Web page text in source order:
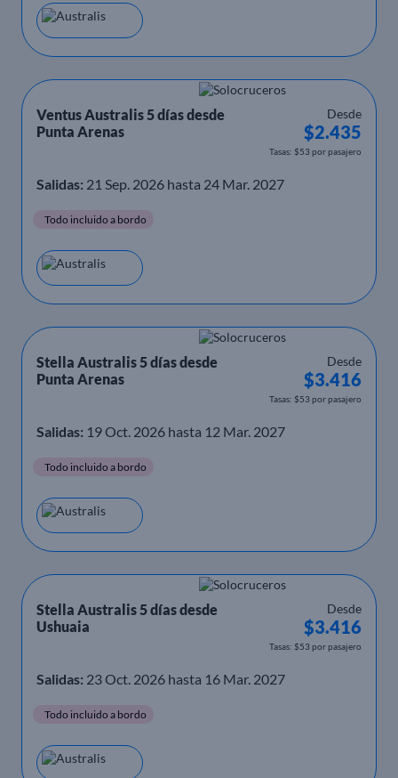
Ventus Australis 5 días desde
Punta Arenas
Desde
$2.435
Tasas: $53 por pasajero
Salidas: 21 Sep. 2026 hasta 24 Mar. 2027
Todo incluido a bordo
Stella Australis 5 días desde
Punta Arenas
Desde
$3.416
Tasas: $53 por pasajero
Salidas: 19 Oct. 2026 hasta 12 Mar. 2027
Todo incluido a bordo
Stella Australis 5 días desde
Ushuaia
Desde
$3.416
Tasas: $53 por pasajero
Salidas: 23 Oct. 2026 hasta 16 Mar. 2027
Todo incluido a bordo